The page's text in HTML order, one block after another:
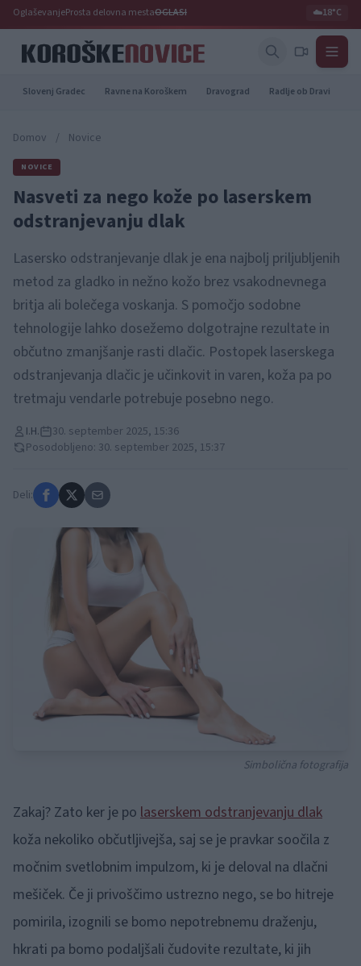
OglaševanjeProsta delovna mestaOGLASI ☁️18°C
Slovenj Gradec Ravne na Koroškem Dravograd Radlje ob Dravi
Domov / Novice
NOVICE
Nasveti za nego kože po laserskem
odstranjevanju dlak
Lasersko odstranjevanje dlak je ena najbolj priljubljenih
metod za gladko in nežno kožo brez vsakodnevnega
britja ali bolečega voskanja. S pomočjo sodobne
tehnologije lahko dosežemo dolgotrajne rezultate in
občutno zmanjšanje rasti dlačic. Postopek laserskega
odstranjevanja dlačic je učinkovit in varen, koža pa po
tretmaju vendarle potrebuje posebno nego.
I.H.
30. september 2025, 15:36
Posodobljeno: 30. september 2025, 15:37
Deli:
Simbolična fotografija
Zakaj? Zato ker je po laserskem odstranjevanju dlak
koža nekoliko občutljivejša, saj se je pravkar soočila z
močnim svetlobnim impulzom, ki je deloval na dlačni
mešiček. Če ji privoščimo ustrezno nego, se bo hitreje
pomirila, izognili se bomo nepotrebnemu draženju,
hkrati pa bomo podaljšali čudovite rezultate, ki jih